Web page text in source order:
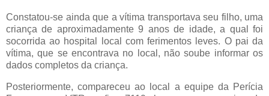
Constatou-se ainda que a vítima transportava seu filho, uma
criança de aproximadamente 9 anos de idade, a qual foi
socorrida ao hospital local com ferimentos leves. O pai da
vítima, que se encontrava no local, não soube informar os
dados completos da criança.
Posteriormente, compareceu ao local a equipe da Perícia